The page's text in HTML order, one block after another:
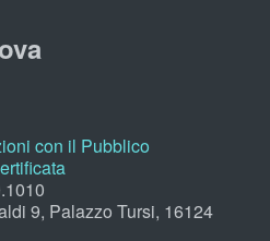
con il Pubblico
9, Palazzo Tursi, 16124